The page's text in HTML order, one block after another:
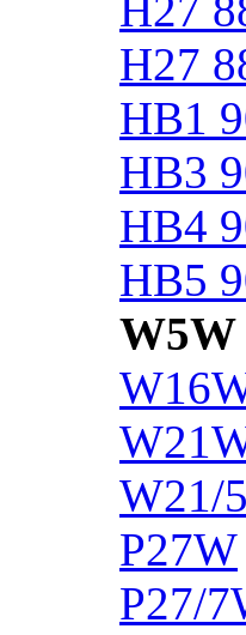
H27
HB1
HB3
HB4
HB5
W5W
W21/
P27W
P27/